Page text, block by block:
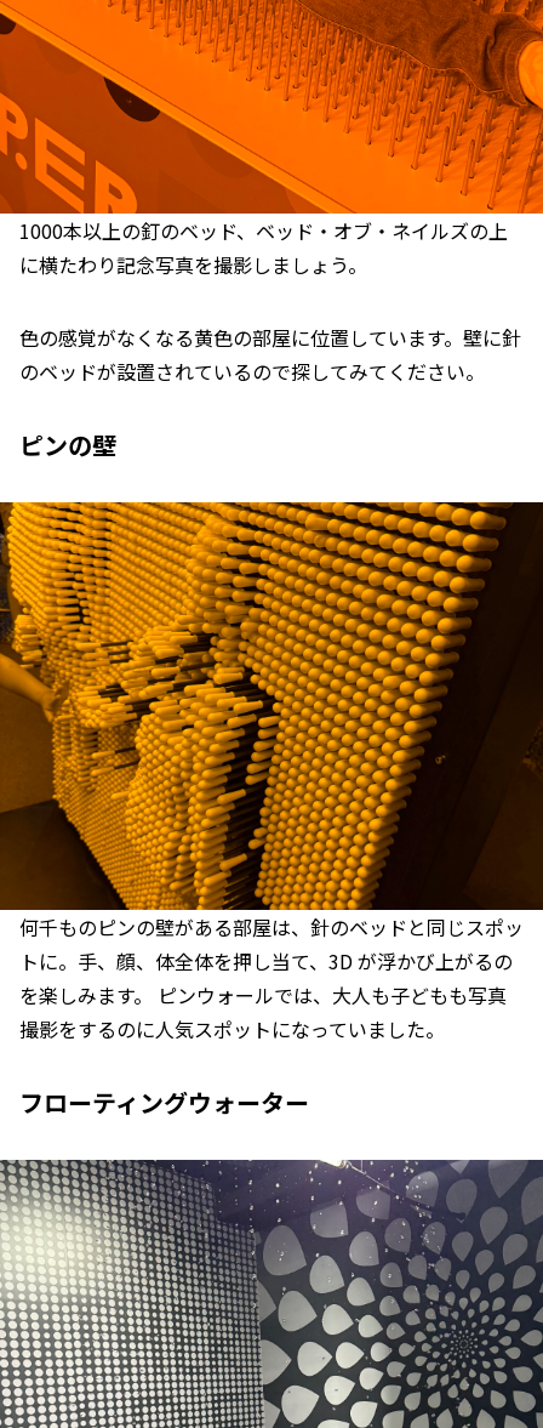
1000本以上の釘のベッド、ベッド・オブ・ネイルズの上
に横たわり記念写真を撮影しましょう。
色の感覚がなくなる黄色の部屋に位置しています。壁に針
のベッドが設置されているので探してみてください。
ピンの壁
何千ものピンの壁がある部屋は、針のベッドと同じスポッ
トに。手、顔、体全体を押し当て、3D が浮かび上がるの
を楽しみます。 ピンウォールでは、大人も子どもも写真
撮影をするのに人気スポットになっていました。
フローティングウォーター